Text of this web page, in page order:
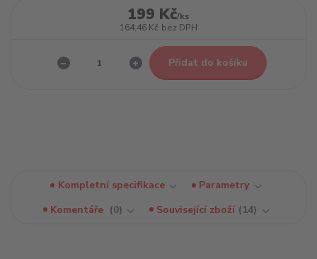
199 Kč/ks
164,46 Kč bez DPH
Přidat do košíku
Kompletní specifikace
Parametry
Komentáře
0 Související zboží 14